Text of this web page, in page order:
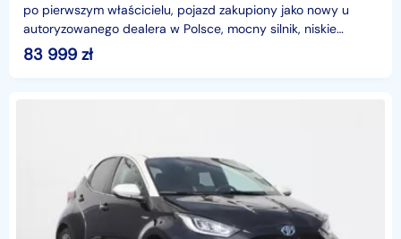
po pierwszym właścicielu, pojazd zakupiony jako nowy u
autoryzowanego dealera w Polsce, mocny silnik, niskie
spalanie, MIESIĘCZNA RATA NA TEN SAMOCHÓD JUŻ OD 5
83 999 zł